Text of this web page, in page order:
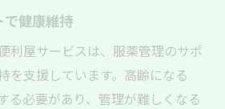
で健康維持
利屋サービスは、服薬管理のサポ
を支援しています。高齢になる
る必要があり、管理が難しくなる